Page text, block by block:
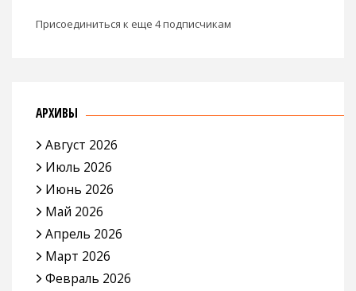
Присоединиться к еще 4 подписчикам
АРХИВЫ
Август 2026
Июль 2026
Июнь 2026
Май 2026
Апрель 2026
Март 2026
Февраль 2026